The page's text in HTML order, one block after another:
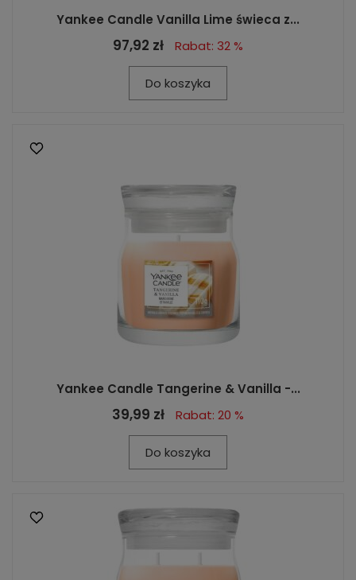
Yankee Candle Vanilla Lime świeca z...
97,92 zł Rabat: 32 %
Do koszyka
Yankee Candle Tangerine & Vanilla -...
39,99 zł Rabat: 20 %
Do koszyka